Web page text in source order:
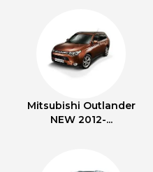
Mitsubishi Outlander
NEW 2012-...